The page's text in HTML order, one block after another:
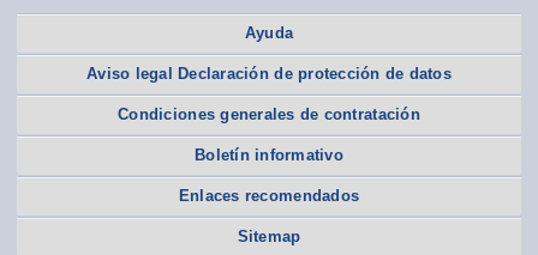
Ayuda
Aviso legal Declaración de protección de datos
Condiciones generales de contratación
Boletín informativo
Enlaces recomendados
Sitemap